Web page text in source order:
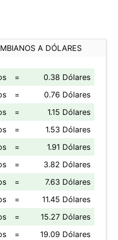
A DÓLARES
=
0.38 Dólares
=
0.76 Dólares
=
1.15 Dólares
=
1.53 Dólares
=
1.91 Dólares
=
3.82 Dólares
=
7.63 Dólares
=
11.45 Dólares
=
15.27 Dólares
= 19.09 Dólares